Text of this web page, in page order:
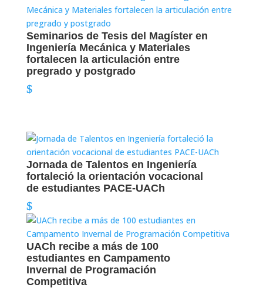
Seminarios de Tesis del Magíster en
Ingeniería Mecánica y Materiales
fortalecen la articulación entre
pregrado y postgrado
Jornada de Talentos en Ingeniería
fortaleció la orientación vocacional
de estudiantes PACE-UACh
UACh recibe a más de 100
estudiantes en Campamento
Invernal de Programación
Competitiva